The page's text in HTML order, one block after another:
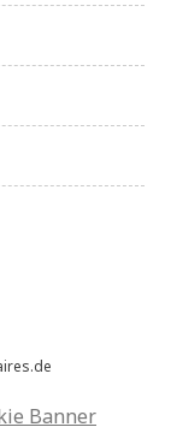
Banner